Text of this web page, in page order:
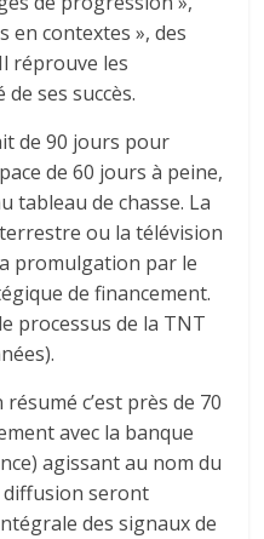
en contextes », des
réprouve les
ses succès.
de 90 jours pour
de 60 jours à peine,
tableau de chasse. La
ou la télévision
promulgation par le
de financement.
processus de la TNT
c’est près de 70
avec la banque
agissant au nom du
diffusion seront
des signaux de